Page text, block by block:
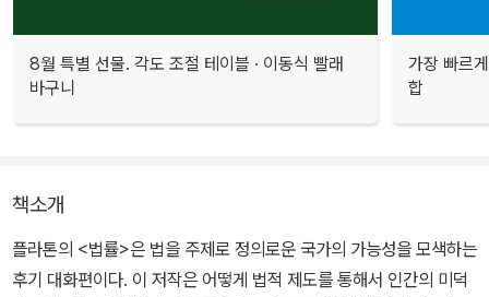
8월 특별 선물. 각도 조절 테이블 · 이동식 빨래
바구니
가장 빠르
합
책소개
플라톤의 <법률>은 법을 주제로 정의로운 국가의 가능성을 모색하는
후기 대화편이다. 이 저작은 어떻게 법적 제도를 통해서 인간의 미덕